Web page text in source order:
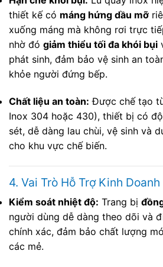
thiết kế có máng hứng dầu mỡ
xuống máng mà không rơi trực
nhờ đó giảm thiểu tối đa khói bụi
phát sinh, đảm bảo vệ sinh an
khỏe người đứng bếp.
Chất liệu an toàn: Được chế tạo
Inox 304 hoặc 430), thiết bị có
sét, dễ dàng lau chùi, vệ sinh và
cho khu vực chế biến.
4. Vai Trò Hỗ Trợ Kinh
Kiểm soát nhiệt độ: Trang bị
người dùng dễ dàng theo dõi và
chính xác, đảm bảo chất lượng
các mẻ.